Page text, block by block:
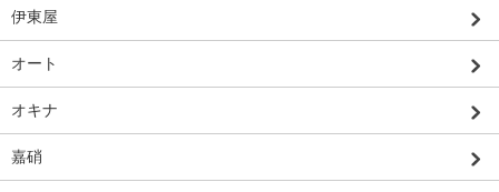
伊東屋
オート
オキナ
嘉硝